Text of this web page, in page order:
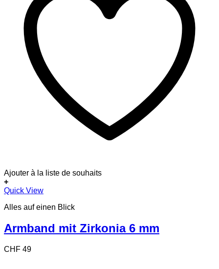
Ajouter à la liste de souhaits
+
Quick View
Alles auf einen Blick
Armband mit Zirkonia 6 mm
CHF 49